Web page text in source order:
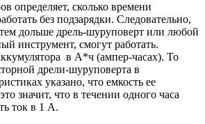
определяет, сколько времени
без подзарядки. Следовательно,
дольше дрель-шуруповерт или любой
инструмент, смогут работать.
в А*ч (ампер-часах). То
дрели-шуруповерта в
указано, что емкость ее
значит, что в течении одного часа
ток в 1 А.